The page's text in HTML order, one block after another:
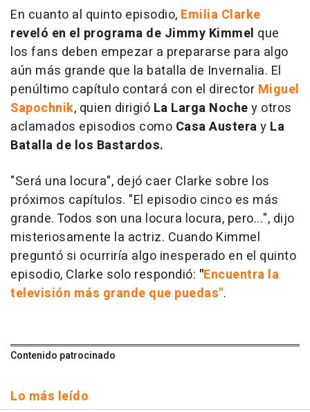
En cuanto al quinto episodio, Emilia Clarke
reveló en el programa de Jimmy Kimmel que
los fans deben empezar a prepararse para algo
aún más grande que la batalla de Invernalia. El
penúltimo capítulo contará con el director Miguel
Sapochnik, quien dirigió La Larga Nochey otros
aclamados episodios como Casa Austeray La
Batalla de los Bastardos.
"Será una locura", dejó caer Clarke sobre los
próximos capítulos. "El episodio cinco es más
grande. Todos son una locura locura, pero...", dijo
misteriosamente la actriz. Cuando Kimmel
preguntó si ocurriría algo inesperado en el quinto
episodio, Clarke solo respondió: "Encuentra la
televisión más grande que puedas".
Contenido patrocinado
Lo más leído